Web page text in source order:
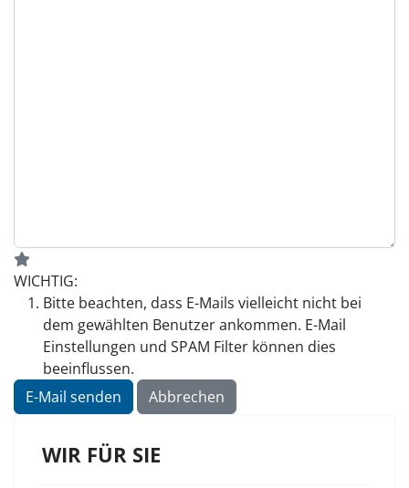
WICHTIG:
Bitte beachten, dass E-Mails vielleicht nicht bei
dem gewählten Benutzer ankommen. E-Mail
Einstellungen und SPAM Filter können dies
beeinflussen.
WIR FÜR SIE